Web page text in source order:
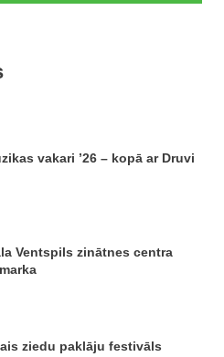
vakari ’26 – kopā ar Druvi
Ventspils zinātnes centra
ziedu paklāju festivāls